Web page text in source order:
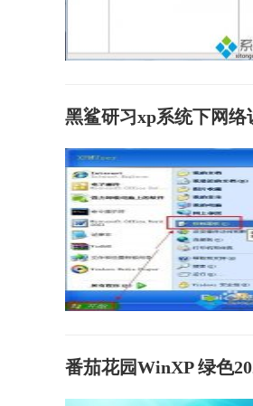
黑鲨研习xp系统下网
番茄花园WinXP 绿色